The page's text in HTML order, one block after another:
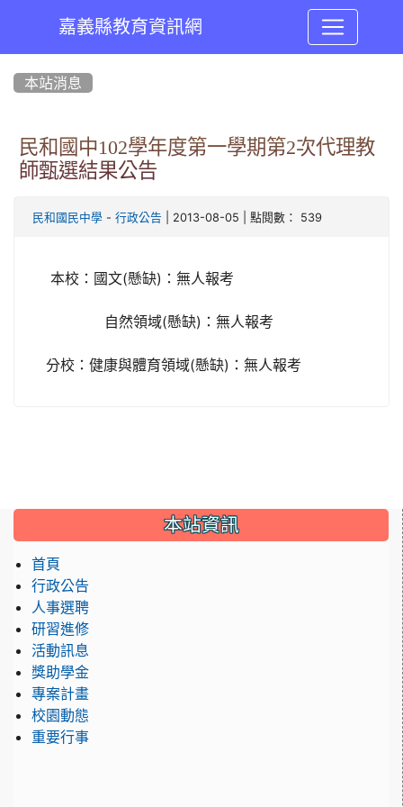
嘉義縣教育資訊網
本站消息
民和國中102學年度第一學期第2次代理教
師甄選結果公告
民和國民中學 - 行政公告 | 2013-08-05 | 點閱數： 539
本校：國文(懸缺)：無人報考
自然領域(懸缺)：無人報考
分校：健康與體育領域(懸缺)：無人報考
::: 本站資訊
首頁
行政公告
人事選聘
研習進修
活動訊息
獎助學金
專案計畫
校園動態
重要行事